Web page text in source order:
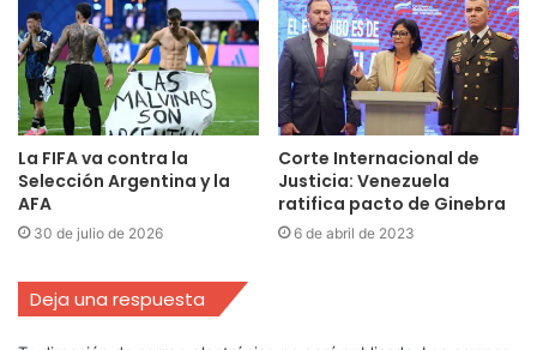
La FIFA va contra la
Selección Argentina y la
AFA
30 de julio de 2026
Corte Internacional de
Justicia: Venezuela
ratifica pacto de Ginebra
6 de abril de 2023
Deja una respuesta